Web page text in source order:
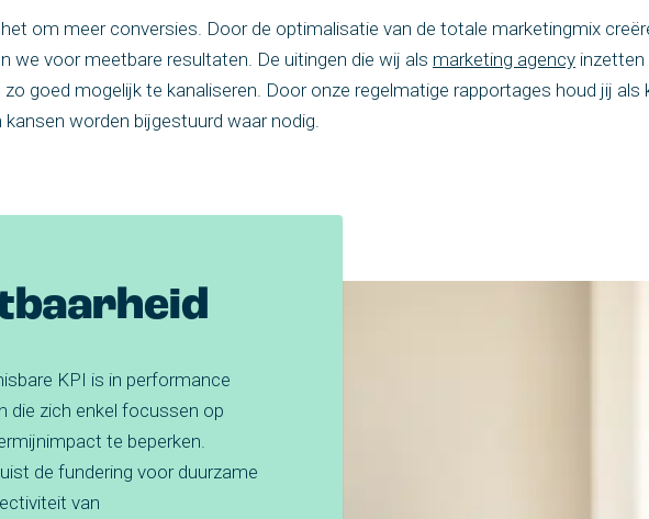
om meer conversies. Door de optimalisatie van de totale marketingmix
we voor meetbare resultaten. De uitingen die wij als marketing agency
goed mogelijk te kanaliseren. Door onze regelmatige rapportages houd jij als
worden bijgestuurd waar nodig.
KPI is in performance
die zich enkel focussen op
te beperken.
de fundering voor duurzame
van